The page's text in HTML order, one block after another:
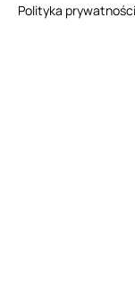
Polityka prywatności